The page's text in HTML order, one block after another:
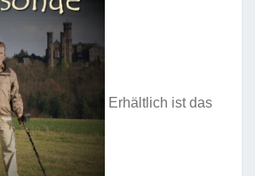
Erhältlich ist das